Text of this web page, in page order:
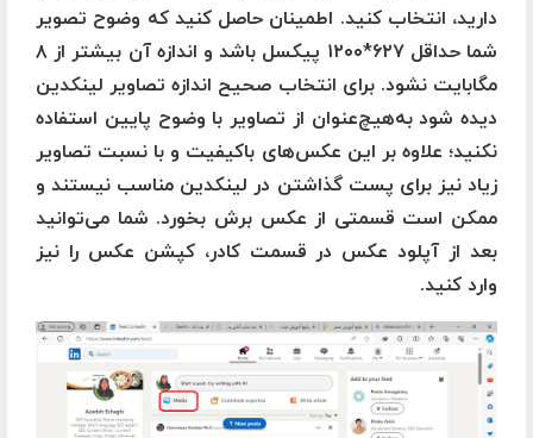
دارید، انتخاب کنید. اطمینان حاصل کنید که وضوح تصویر
شما حداقل ۶۲۷*۱۲۰۰ پیکسل باشد و اندازه آن بیشتر از ۸
مگابایت نشود. برای انتخاب صحیح اندازه تصاویر لینکدین
دیده شود به‌هیچ‌عنوان از تصاویر با وضوح پایین استفاده
نکنید؛ علاوه بر این عکس‌های باکیفیت و با نسبت تصاویر
زیاد نیز برای پست گذاشتن در لینکدین مناسب نیستند و
ممکن است قسمتی از عکس برش بخورد. شما می‌توانید
بعد از آپلود عکس در قسمت کادر، کپشن عکس را نیز
وارد کنید.